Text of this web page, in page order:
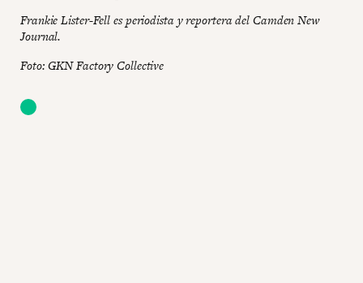
Frankie Lister-Fell es periodista y reportera del Camden New
Journal.
Foto: GKN Factory Collective